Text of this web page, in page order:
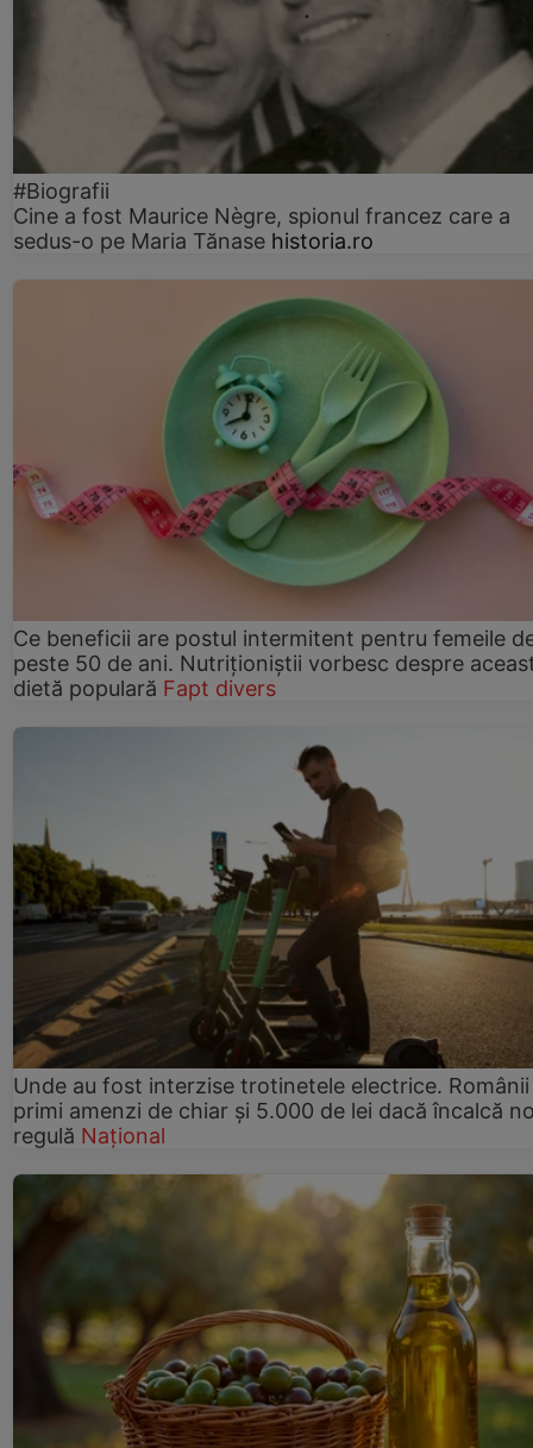
#Biografii
Cine a fost Maurice Nègre, spionul francez care a
sedus-o pe Maria Tănase historia.ro
Ce beneficii are postul intermitent pentru femeile
peste 50 de ani. Nutriționiștii vorbesc despre
dietă populară Fapt divers
Unde au fost interzise trotinetele electrice.
primi amenzi de chiar și 5.000 de lei dacă încalcă
regulă Național